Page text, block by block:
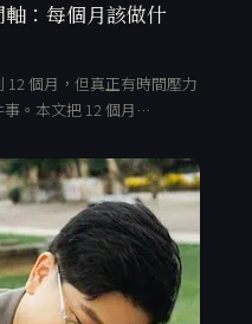
：每個月該做什
個月，但真正有時間壓力
。本文把 12 個月…